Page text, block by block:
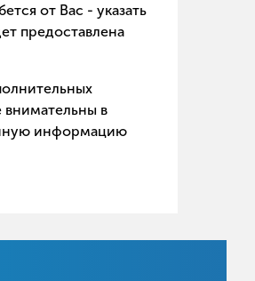
от Вас - указать
предоставлена
в
информацию